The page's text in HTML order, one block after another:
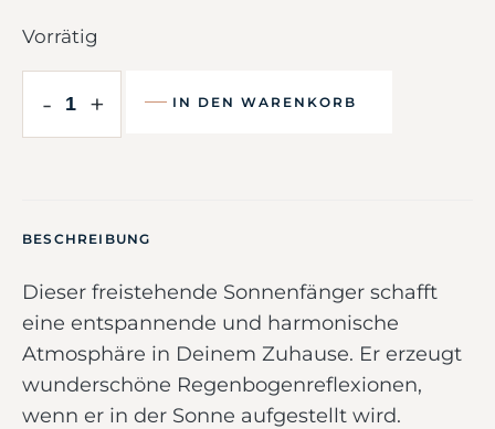
Vorrätig
- + IN DEN WARENKORB
BESCHREIBUNG
Dieser freistehende Sonnenfänger schafft
eine entspannende und harmonische
Atmosphäre in Deinem Zuhause. Er erzeugt
wunderschöne Regenbogenreflexionen,
wenn er in der Sonne aufgestellt wird.